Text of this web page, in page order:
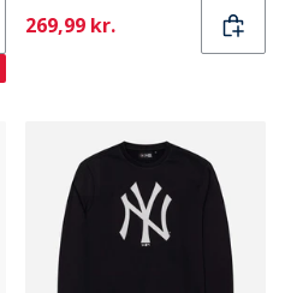
Current
269,99 kr.